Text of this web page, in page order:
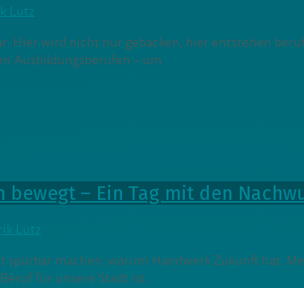
Lutz
Hier wird nicht nur gebacken, hier entstehen
Ausbildungsberufen – um
– Ein Tag mit den
Lutz
spürbar machen, warum Handwerk Zukunft hat.
für unsere Stadt ist.